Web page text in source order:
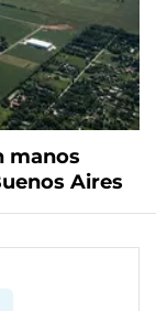
manos
Aires